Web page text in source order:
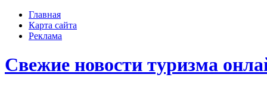
Главная
Карта сайта
Реклама
Свежие новости туризма